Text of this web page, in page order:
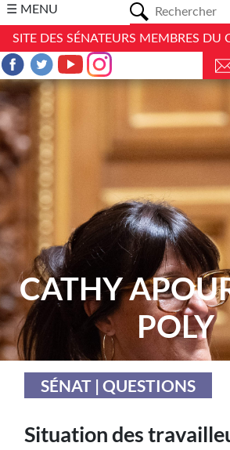
☰ MENU
SITE DES SÉNATEURS MEMBRES DU
CATHY
POLY
SÉNAT | QUESTIONS
Situation des